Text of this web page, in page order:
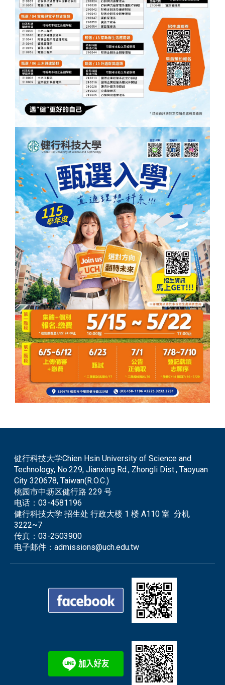
健行科技大学Chien Hsin University of Science and
Technology, No.229, Jianxing Rd., Zhongli Dist., Taoyuan
City 320678, Taiwan(R.O.C.)
桃园市中坜区健行路 229 号
电话：03-4581196
健行科技大学 招生处 行政大楼 1 楼 A110 室 分机
3222~7
传真：03-2503900
电子邮件：admissions@uch.edu.tw